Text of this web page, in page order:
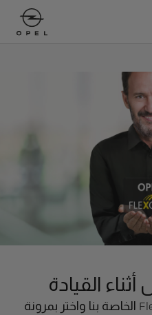
أثناء القيادة
ألق نظرة على باقات FlexCare الخاصة بنا واختر بمرونة